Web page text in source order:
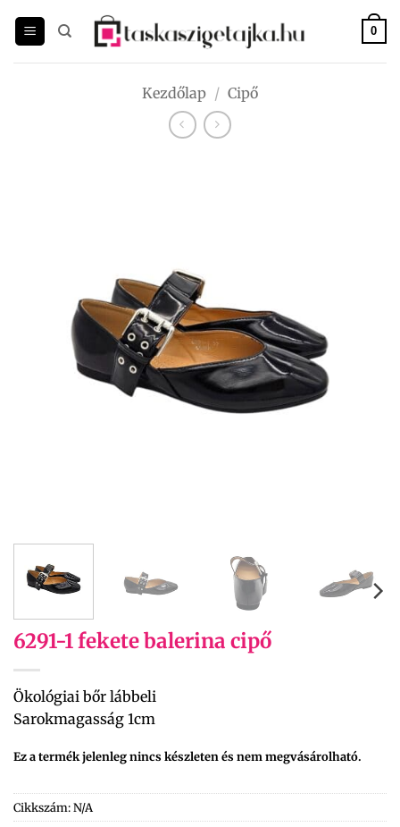
0
Kezdőlap / Cipő
6291-1 fekete balerina cipő
Ökológiai bőr lábbeli
Sarokmagasság 1cm
Ez a termék jelenleg nincs készleten és nem megvásárolható.
Cikkszám:N/A